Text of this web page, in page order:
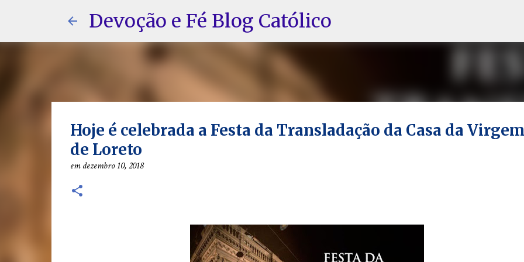
Pular para o conteúdo principal
Devoção e Fé Blog Católico
Hoje é celebrada a Festa da Transladação da Casa da
de Loreto
emdezembro 10, 2018